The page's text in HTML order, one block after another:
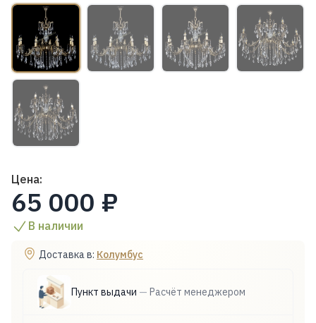
Цена:
65 000 ₽
В наличии
Доставка в: Колумбус
Пункт выдачи — Расчёт менеджером